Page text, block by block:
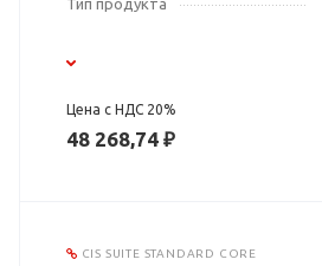
Тип продукта
Цена с НДС 20%
48 268,74 ₽
CIS SUITE STANDARD CORE